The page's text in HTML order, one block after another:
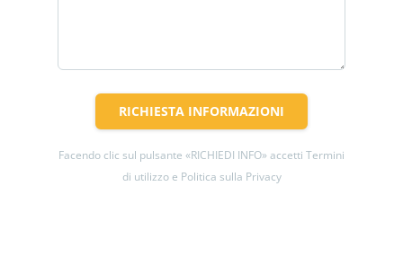
RICHIESTA INFORMAZIONI
Facendo clic sul pulsante «RICHIEDI INFO» accetti Termini
di utilizzo e Politica sulla Privacy